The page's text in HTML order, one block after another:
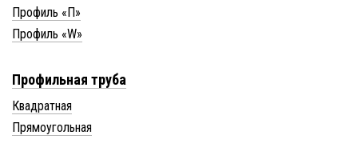
Профиль «П»
Профиль «W»
Профильная труба
Квадратная
Прямоугольная